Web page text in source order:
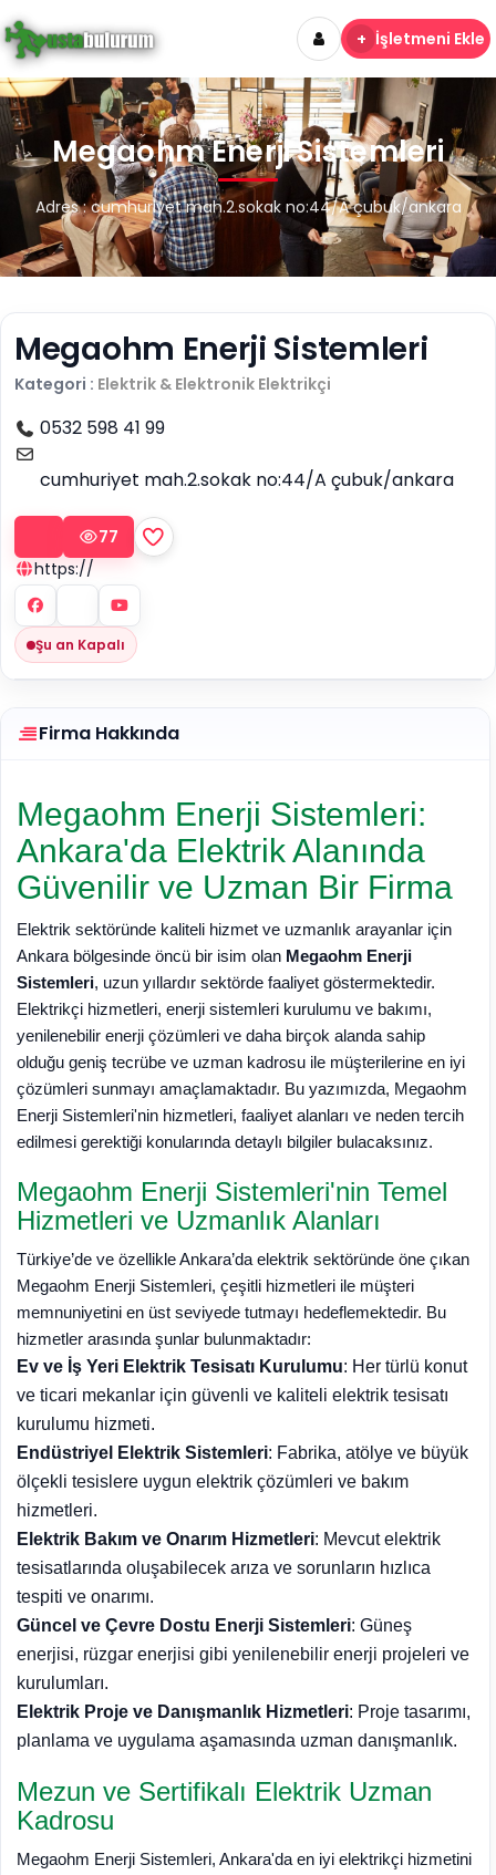
+ İşletmeni Ekle
Megaohm Enerji Sistemleri
Adres : cumhuriyet mah.2.sokak no:44/A çubuk/ankara
Megaohm Enerji Sistemleri
Kategori : Elektrik & Elektronik Elektrikçi
0532 598 41 99
cumhuriyet mah.2.sokak no:44/A çubuk/ankara
77
https://
Şu an Kapalı
Firma Hakkında
Megaohm Enerji Sistemleri:
Ankara'da Elektrik Alanında
Güvenilir ve Uzman Bir Firma
Elektrik sektöründe kaliteli hizmet ve uzmanlık arayanlar için
Ankara bölgesinde öncü bir isim olan Megaohm Enerji
Sistemleri, uzun yıllardır sektörde faaliyet göstermektedir.
Elektrikçi hizmetleri, enerji sistemleri kurulumu ve bakımı,
yenilenebilir enerji çözümleri ve daha birçok alanda sahip
olduğu geniş tecrübe ve uzman kadrosu ile müşterilerine en iyi
çözümleri sunmayı amaçlamaktadır. Bu yazımızda, Megaohm
Enerji Sistemleri'nin hizmetleri, faaliyet alanları ve neden tercih
edilmesi gerektiği konularında detaylı bilgiler bulacaksınız.
Megaohm Enerji Sistemleri'nin Temel
Hizmetleri ve Uzmanlık Alanları
Türkiye’de ve özellikle Ankara’da elektrik sektöründe öne çıkan
Megaohm Enerji Sistemleri, çeşitli hizmetleri ile müşteri
memnuniyetini en üst seviyede tutmayı hedeflemektedir. Bu
hizmetler arasında şunlar bulunmaktadır:
Ev ve İş Yeri Elektrik Tesisatı Kurulumu: Her türlü konut
ve ticari mekanlar için güvenli ve kaliteli elektrik tesisatı
kurulumu hizmeti.
Endüstriyel Elektrik Sistemleri: Fabrika, atölye ve büyük
ölçekli tesislere uygun elektrik çözümleri ve bakım
hizmetleri.
Elektrik Bakım ve Onarım Hizmetleri: Mevcut elektrik
tesisatlarında oluşabilecek arıza ve sorunların hızlıca
tespiti ve onarımı.
Güncel ve Çevre Dostu Enerji Sistemleri: Güneş
enerjisi, rüzgar enerjisi gibi yenilenebilir enerji projeleri ve
kurulumları.
Elektrik Proje ve Danışmanlık Hizmetleri: Proje tasarımı,
planlama ve uygulama aşamasında uzman danışmanlık.
Mezun ve Sertifikalı Elektrik Uzman
Kadrosu
Megaohm Enerji Sistemleri, Ankara'da en iyi elektrikçi hizmetini